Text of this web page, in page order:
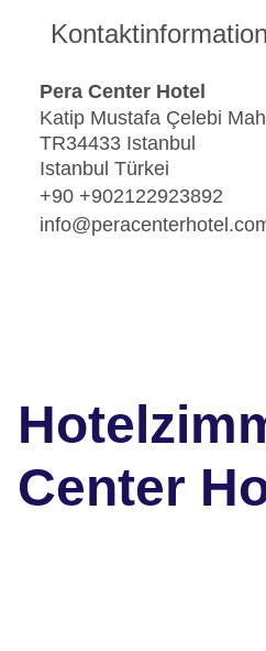
Pera Center Hotel
Katip Mustafa Çelebi
TR34433 Istanbul
Istanbul Türkei
+90 +902122923892
Center